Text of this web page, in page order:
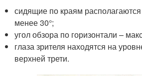
сидящие по краям
менее 30°;
угол обзора по горизонтали –
глаза зрителя находятся на
верхней трети.